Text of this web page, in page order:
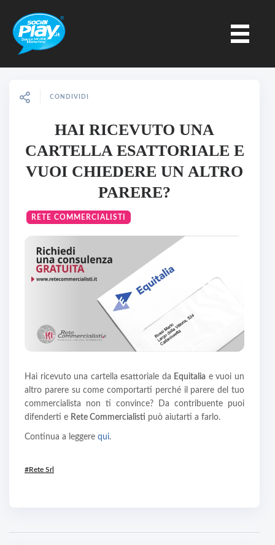
CONDIVIDI
HAI RICEVUTO UNA
CARTELLA ESATTORIALE E
VUOI CHIEDERE UN ALTRO
PARERE?
RETE COMMERCIALISTI
Hai ricevuto una cartella esattoriale da Equitalia e vuoi un
altro parere su come comportarti perché il parere del tuo
commercialista non ti convince? Da contribuente puoi
difenderti e Rete Commercialisti può aiutarti a farlo.
Continua a leggere qui.
#Rete Srl